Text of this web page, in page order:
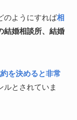
のようにすれば相
結婚相談所、結婚
を決めると非常
ルとされていま